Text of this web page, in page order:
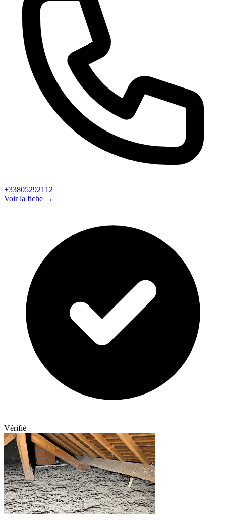
+33805292112
Voir la fiche →
Vérifié